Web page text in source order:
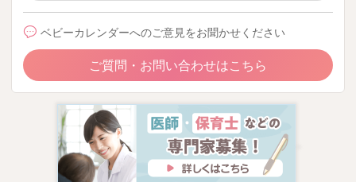
2026/6/3 14:16
ベビーカレンダーへのご意見をお聞かせください
ご質問・お問い合わせはこちら